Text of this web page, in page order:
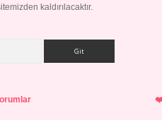
kaldırılacaktır.